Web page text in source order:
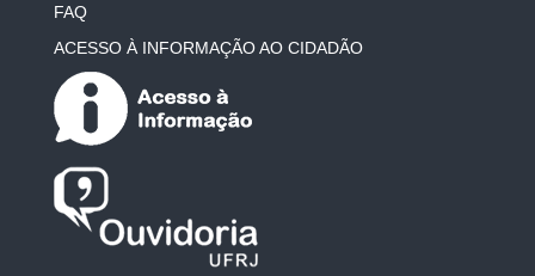
FAQ
ACESSO À INFORMAÇÃO AO CIDADÃO